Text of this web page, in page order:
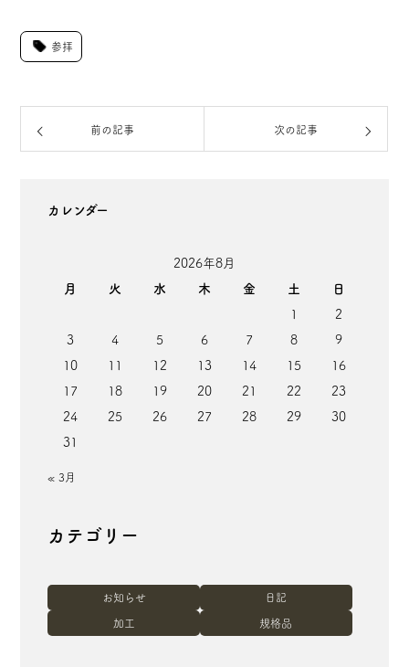
参拝
前の記事 次の記事
カレンダー
2026年8月
月
火 水 木 金 土
日
1
2
3
4 5 6 7 8
9
10
11 12 13 14 15
16
17
18 19 20 21 22
23
24
25 26 27 28 29
30
31
« 3月
カテゴリー
お知らせ 日記
加工 規格品